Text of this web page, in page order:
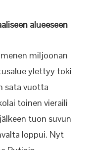
alueeseen
miljoonan
ylettyy toki
sata vuotta
toinen vieraili
tuon suvun
loppui. Nyt